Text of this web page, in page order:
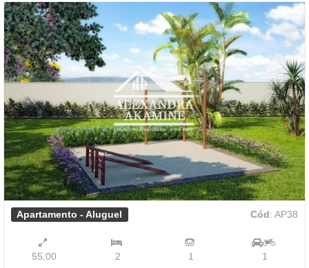
Apartamento - Aluguel Cód: AP38
55,00 2 1 1